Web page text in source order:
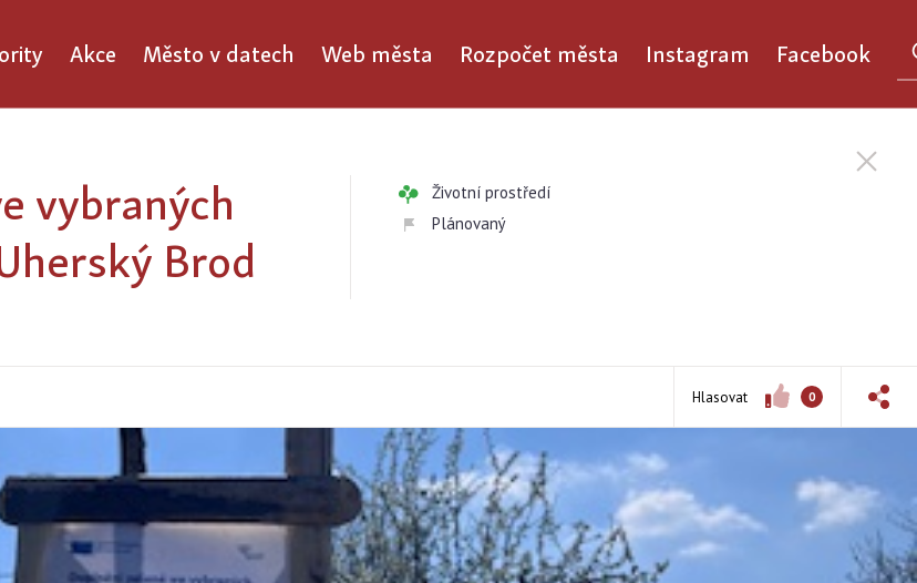
Akce Město v datech Web města Rozpočet města Instagram Facebook
vybraných
Brod
Životní prostředí
Plánovaný
Hlasovat 0